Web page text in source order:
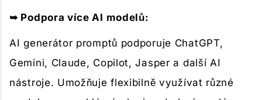
➥ Podpora více AI modelů:
AI generátor promptů podporuje ChatGPT,
Gemini, Claude, Copilot, Jasper a další AI
nástroje. Umožňuje flexibilně využívat různé